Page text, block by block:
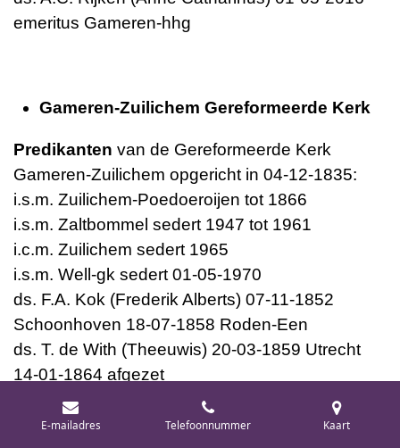
emeritus Gameren-hhg
Gameren-Zuilichem Gereformeerde Kerk
Predikanten van de Gereformeerde Kerk
Gameren-Zuilichem opgericht in 04-12-1835:
i.s.m. Zuilichem-Poedoeroijen tot 1866
i.s.m. Zaltbommel sedert 1947 tot 1961
i.c.m. Zuilichem sedert 1965
i.s.m. Well-gk sedert 01-05-1970
ds. F.A. Kok (Frederik Alberts) 07-11-1852
Schoonhoven 18-07-1858 Roden-Een
ds. T. de With (Theeuwis) 20-03-1859 Utrecht
14-01-1864 afgezet
ds. H.R. Koopman (Hendrik Ruine) 18-12-1864
Pernis 16-04-1866 Lage Prairie (V.S.)
E-mailadres Telefoonnummer Kaart